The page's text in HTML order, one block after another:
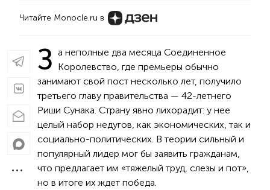
Читайте Monocle.ru в
З а неполные два месяца Соединенное
Королевство, где премьеры обычно
занимают свой пост несколько лет, получило
третьего главу правительства — 42-летнего
Риши Сунака. Страну явно лихорадит: у нее
целый набор недугов, как экономических, так и
социально-политических. В теории сильный и
популярный лидер мог бы заявить гражданам,
что предлагает им «тяжелый труд, слезы и пот»,
но в итоге их ждет победа.